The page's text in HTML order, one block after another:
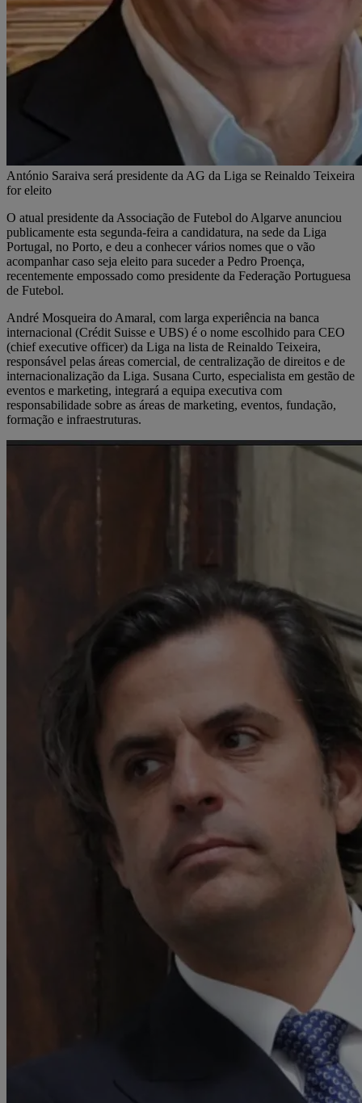
António Saraiva será presidente da AG da Liga se Reinaldo Teixeira
for eleito
O atual presidente da Associação de Futebol do Algarve anunciou
publicamente esta segunda-feira a candidatura, na sede da Liga
Portugal, no Porto, e deu a conhecer vários nomes que o vão
acompanhar caso seja eleito para suceder a Pedro Proença,
recentemente empossado como presidente da Federação Portuguesa
de Futebol.
André Mosqueira do Amaral, com larga experiência na banca
internacional (Crédit Suisse e UBS) é o nome escolhido para CEO
(chief executive officer) da Liga na lista de Reinaldo Teixeira,
responsável pelas áreas comercial, de centralização de direitos e de
internacionalização da Liga. Susana Curto, especialista em gestão de
eventos e marketing, integrará a equipa executiva com
responsabilidade sobre as áreas de marketing, eventos, fundação,
formação e infraestruturas.